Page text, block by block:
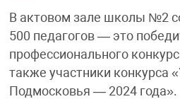
В актовом зале школы №2
500 педагогов — это
профессионального
также участники конкурса
Подмосковья — 2024 года».